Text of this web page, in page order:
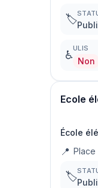
🏷️
♿
ULIS
Non
Ecole
École
📍 Place
🏷️